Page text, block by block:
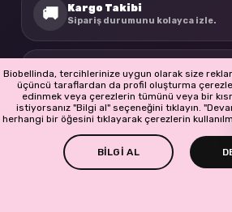
🚚 Kargo Takibi
Sipariş durumunu kolayca izle.
☘ BioBellinda
Doğadan ilham alan ürünler.
Biobellinda, tercihlerinize uygun olarak size
üçüncü taraflardan da profil oluşturma
edinmek veya çerezlerin tümünü veya bir
istiyorsanız "Bilgi al" seçeneğini tıklayın.
herhangi bir öğesini tıklayarak çerezlerin
BİLGİ AL